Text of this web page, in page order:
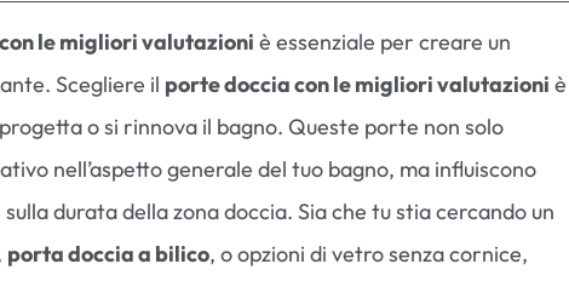
le migliori valutazioni è essenziale per creare un
Scegliere il porte doccia con le migliori valutazioni è
o si rinnova il bagno. Queste porte non solo
nell’aspetto generale del tuo bagno, ma influiscono
durata della zona doccia. Sia che tu stia cercando un
porta doccia a bilico, o opzioni di vetro senza cornice,